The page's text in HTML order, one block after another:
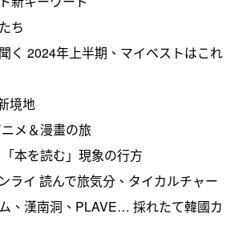
ち
く 2024年上半期、マイベストはこれ
境地
メ＆漫畫の旅
本を読む」現象の行方
ライ 読んで旅気分、タイカルチャー
、漢南洞、PLAVE… 採れたて韓國カ